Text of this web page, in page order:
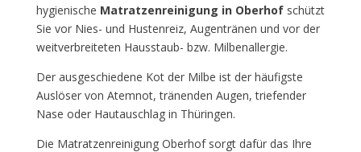
hygienische Matratzenreinigung in Oberhofschützt
Sie vor Nies- und Hustenreiz, Augentränen und vor der
weitverbreiteten Hausstaub- bzw. Milbenallergie.
Der ausgeschiedene Kot der Milbe ist der häufigste
Auslöser von Atemnot, tränenden Augen, triefender
Nase oder Hautauschlag in Thüringen.
Die Matratzenreinigung Oberhof sorgt dafür das Ihre